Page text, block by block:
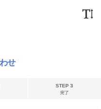
せ
STEP 3
完了